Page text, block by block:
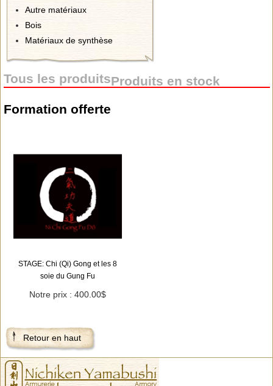
Autre matériaux
Bois
Matériaux de synthèse
Tous les produitsProduits en stock
Formation offerte
STAGE: Chi (Qi) Gong et les 8
soie du Gung Fu
Notre prix : 400.00$
Retour en haut